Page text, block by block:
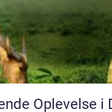
Oplevelse i